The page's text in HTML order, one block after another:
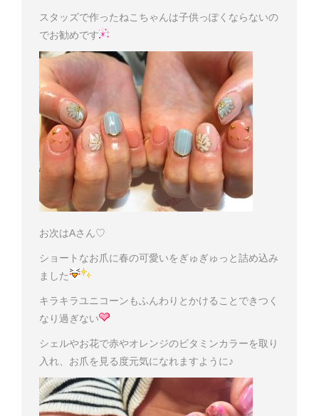
スタッズで作ったねこちゃんは子供っぽくならないの
でお勧めです
お次はAさん♡
ショートなお爪に春の可愛いをぎゅぎゅっと詰め込み
ました
キラキラユニコーンもふんわりとかけることできつく
なり過ぎない
シェルやお花で赤やオレンジのビタミンカラーを取り
入れ、お爪を見る度元気になれますように♪